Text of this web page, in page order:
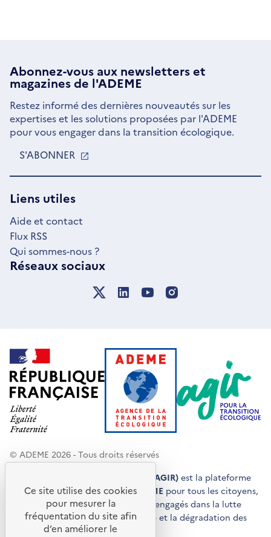
Abonnez-vous aux newsletterset
magazines de l'ADEME
Restez informé des dernières nouveautés sur les
expertises et les solutions proposées par l'ADEME
pour vous engager dans la transition écologique.
S'ABONNER
UNE
Liens utiles
Aide et contact
Flux RSS
Qui sommes-nous ?
Réseaux sociaux
© ADEME 2026 - Tous droits réservés
Agir pour la transition écologique (AGIR) est la plateforme
de conseils et de services de l'ADEME pour tous les citoyens,
acteurs économiques et territoires engagés dans la lutte
contre le réchauffement climatique et la dégradation des
ressources.
Ce site utilise des cookies
pour mesurer la
fréquentation du site afin
d’en améliorer le